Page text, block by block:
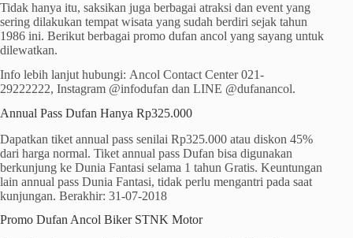
Tidak hanya itu, saksikan juga berbagai atraksi dan event yang
sering dilakukan tempat wisata yang sudah berdiri sejak tahun
1986 ini. Berikut berbagai promo dufan ancol yang sayang untuk
dilewatkan.
Info lebih lanjut hubungi: Ancol Contact Center 021-
29222222, Instagram @infodufan dan LINE @dufanancol.
Annual Pass Dufan Hanya Rp325.000
Dapatkan tiket annual pass senilai Rp325.000 atau diskon 45%
dari harga normal. Tiket annual pass Dufan bisa digunakan
berkunjung ke Dunia Fantasi selama 1 tahun Gratis. Keuntungan
lain annual pass Dunia Fantasi, tidak perlu mengantri pada saat
kunjungan. Berakhir: 31-07-2018
Promo Dufan Ancol Biker STNK Motor